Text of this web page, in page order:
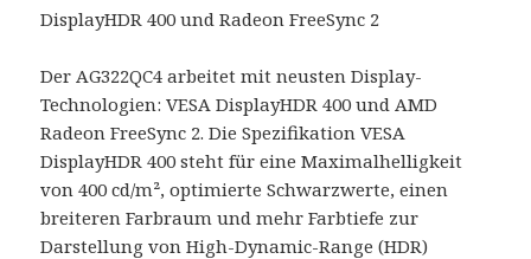
DisplayHDR 400 und Radeon FreeSync 2
Der AG322QC4 arbeitet mit neusten Display-
Technologien: VESA DisplayHDR 400 und AMD
Radeon FreeSync 2. Die Spezifikation VESA
DisplayHDR 400 steht für eine Maximalhelligkeit
von 400 cd/m², optimierte Schwarzwerte, einen
breiteren Farbraum und mehr Farbtiefe zur
Darstellung von High-Dynamic-Range (HDR)